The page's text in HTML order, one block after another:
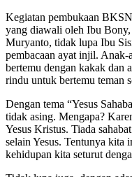
Kegiatan pembukaan
yang diawali oleh Ibu
Muryanto, tidak lupa Ibu
pembacaan ayat injil. Anak-
bertemu dengan kakak dan
rindu untuk bertemu teman
Dengan tema “Yesus
tidak asing. Mengapa?
Yesus Kristus. Tiada
selain Yesus. Tentunya kita
kehidupan kita seturut